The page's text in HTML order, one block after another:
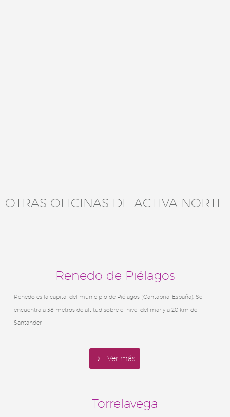
OTRAS OFICINAS DE ACTIVA NORTE
Renedo de Piélagos
Renedo es la capital del municipio de Piélagos (Cantabria, España). Se
encuentra a 38 metros de altitud sobre el nivel del mar y a 20 km de
Santander
5 Ver más
Torrelavega